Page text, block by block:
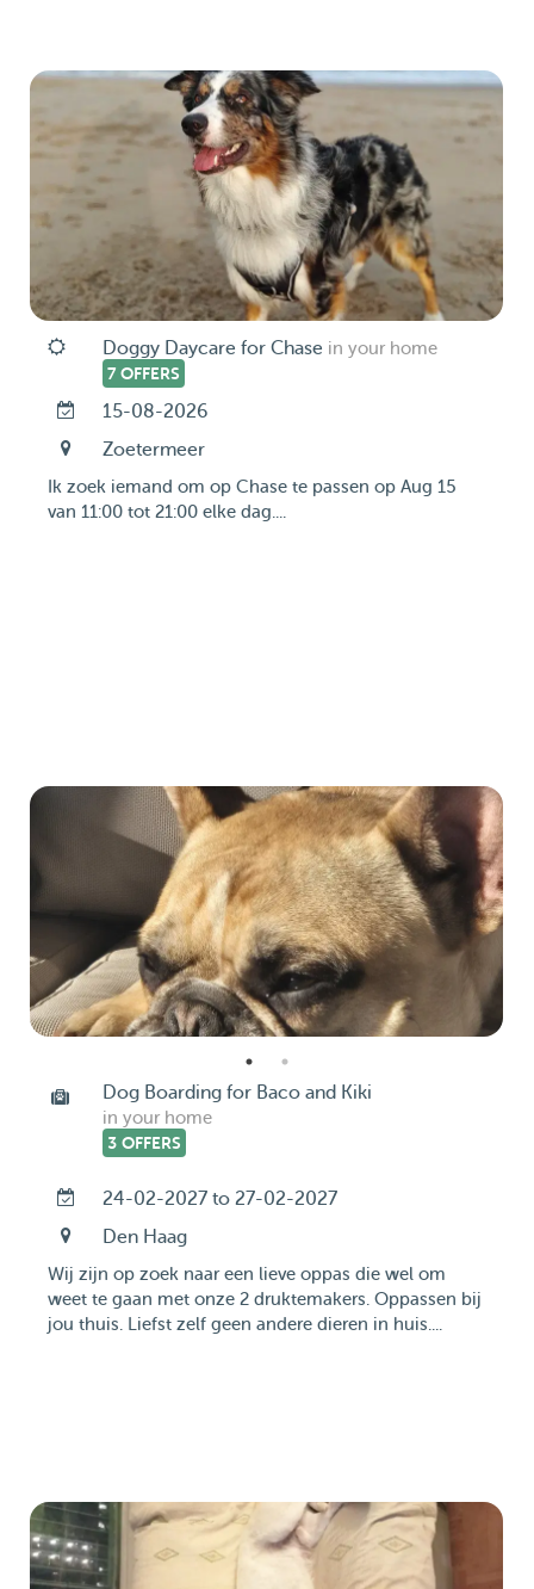
Doggy Daycare for Chase in your home
7 OFFERS
15-08-2026
Zoetermeer
Ik zoek iemand om op Chase te passen op Aug 15
van 11:00 tot 21:00 elke dag....
Dog Boarding for Baco and Kiki
in your home
3 OFFERS
24-02-2027 to 27-02-2027
Den Haag
Wij zijn op zoek naar een lieve oppas die wel om
weet te gaan met onze 2 druktemakers. Oppassen bij
jou thuis. Liefst zelf geen andere dieren in huis....